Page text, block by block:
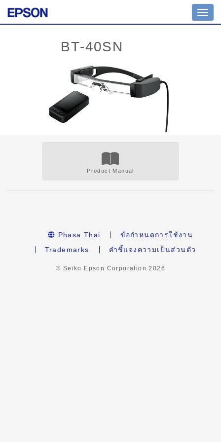
Product Manual
Phasa Thai
ข้อกำหนดการใช้งาน
Trademarks
คำชี้แจงความเป็นส่วนตัว
© Seiko Epson Corporation2026